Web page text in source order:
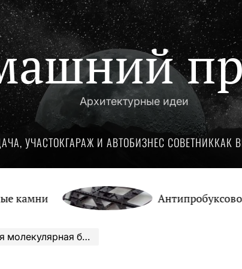
Архитектурные идеи
УЧАСТОКГАРАЖ И АВТОБИЗНЕС СОВЕТНИККАК
Антипробуксовочные
обратная причинность в процессе калибровки